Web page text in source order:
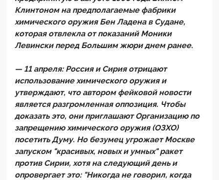
Клинтоном на предполагаемые фабрики
химического оружия Бен Ладена в Судане,
которая отвлекла от показаний Моники
Левински перед Большим жюри днем ранее.
— 11 апреля: Россия и Сирия отрицают
использование химического оружия и
утверждают, что автором фейковой новости
является разгромленная оппозиция. Чтобы
доказать это, они приглашают Организацию по
запрещению химического оружия (ОЗХО)
посетить Думу. Но безумец угрожает Москве
запуском "красивых, новых и умных" ракет
против Сирии, хотя на следующий день и
опровергает это: "Никогда не говорил, когда